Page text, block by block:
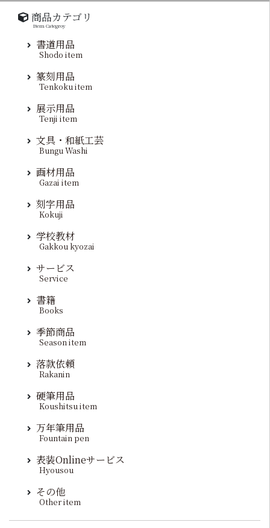
商品カテゴリ
Item Categroy
書道用品
Shodo item
篆刻用品
Tenkoku item
展示用品
Tenji item
文具・和紙工芸
Bungu Washi
画材用品
Gazai item
刻字用品
Kokuji
学校教材
Gakkou kyozai
サービス
Service
書籍
Books
季節商品
Season item
落款依頼
Rakanin
硬筆用品
Koushitsu item
万年筆用品
Fountain pen
表装Onlineサービス
Hyousou
その他
Other item